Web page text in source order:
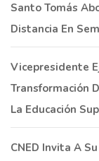
Santo Tomás
Distancia En
Vicepresidente
Transformación
La Educación
CNED Invita A